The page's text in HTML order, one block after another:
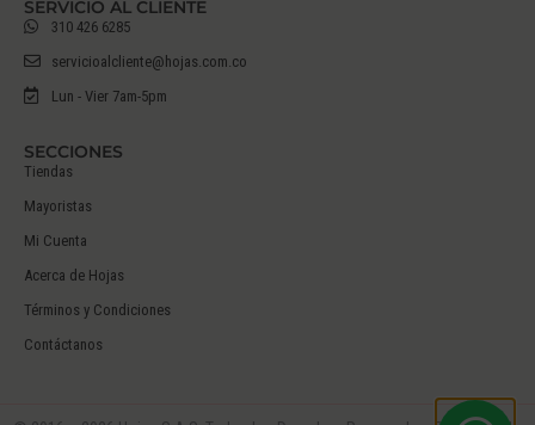
SECCIONES
Tiendas
Mayoristas
Mi Cuenta
Acerca de Hojas
Términos y Condiciones
Contáctanos
SERVICIO AL CLIENTE
310 426 6285
servicioalcliente@hojas.com.co
Lun - Vier 7am-5pm